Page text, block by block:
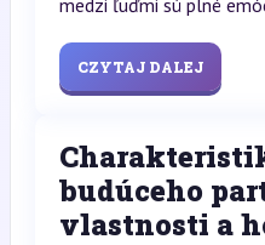
CZYTAJ DALEJ
budúceho
vlastnosti a